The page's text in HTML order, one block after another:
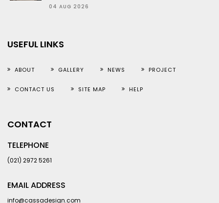
04 AUG 2026
USEFUL LINKS
ABOUT GALLERY NEWS PROJECT
CONTACT US SITE MAP HELP
CONTACT
TELEPHONE
(021) 2972 5261
EMAIL ADDRESS
info@cassadesign.com